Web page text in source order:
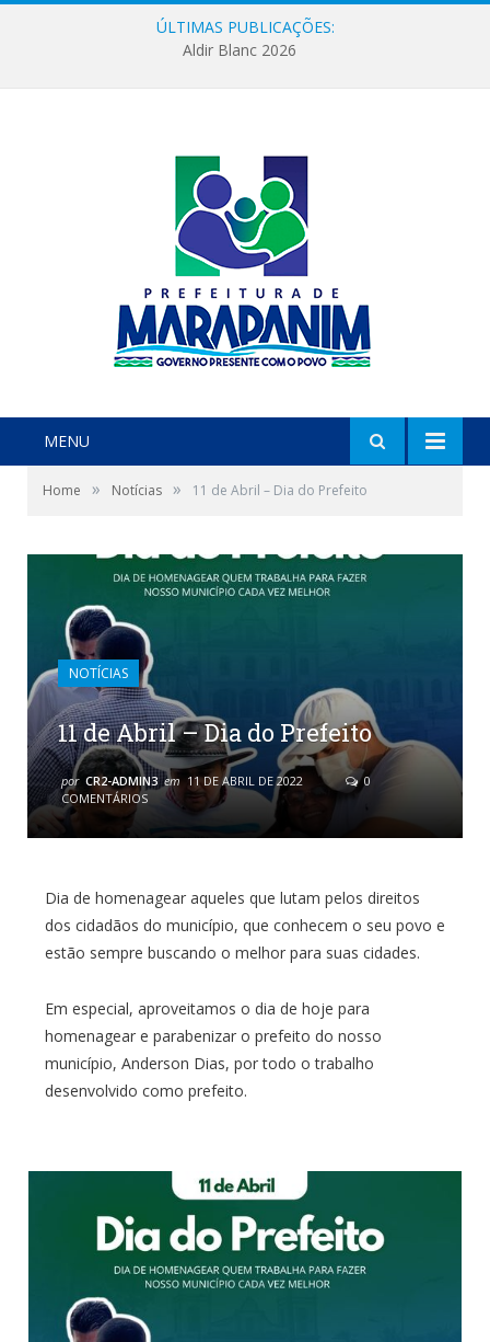
ÚLTIMAS PUBLICAÇÕES:
Aldir Blanc 2026
MENU
Home » Notícias » 11 de Abril – Dia do Prefeito
NOTÍCIAS
11 de Abril – Dia do Prefeito
por CR2-ADMIN3 em 11 DE ABRIL DE 2022
0
COMENTÁRIOS
Dia de homenagear aqueles que lutam pelos direitos
dos cidadãos do município, que conhecem o seu povo e
estão sempre buscando o melhor para suas cidades.
Em especial, aproveitamos o dia de hoje para
homenagear e parabenizar o prefeito do nosso
município, Anderson Dias, por todo o trabalho
desenvolvido como prefeito.